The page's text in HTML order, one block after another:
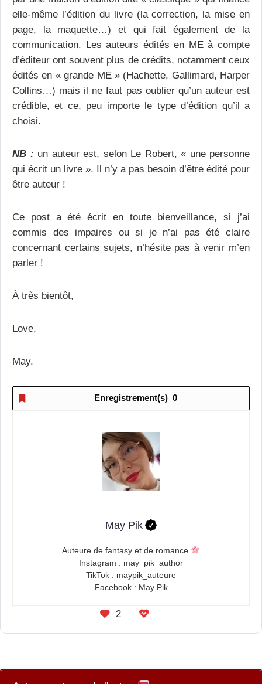
elle-même l’édition du livre (la correction, la mise en
page, la maquette…) et qui fait également de la
communication. Les auteurs édités en ME à compte
d’éditeur ont souvent plus de crédits, notamment ceux
édités en « grande ME » (Hachette, Gallimard, Harper
Collins…) mais il ne faut pas oublier qu’un auteur est
crédible, et ce, peu importe le type d’édition qu’il a
choisi.
NB : un auteur est, selon Le Robert, « une personne
qui écrit un livre ». Il n’y a pas besoin d’être édité pour
être auteur !
Ce post a été écrit en toute bienveillance, si j’ai
commis des impaires ou si je n’ai pas été claire
concernant certains sujets, n’hésite pas à venir m’en
parler !
À très bientôt,
Love,
May.
Enregistrement(s) 0
May Pik
Auteure de fantasy et de romance
Instagram : may_pik_author
TikTok : maypik_auteure
Facebook : May Pik
2